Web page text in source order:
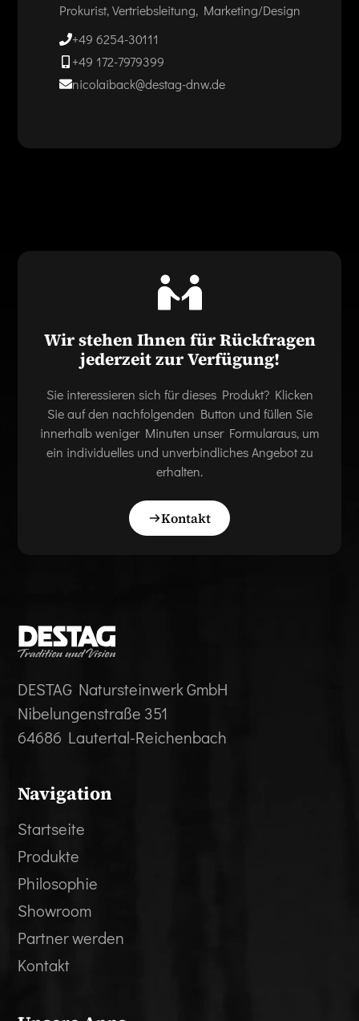
Prokurist, Vertriebsleitung, Marketing/Design
+49 6254-30111
+49 172-7979399
nicolaiback@destag-dnw.de
Wir stehen Ihnen für Rückfragen
jederzeit zur Verfügung!
Sie interessieren sich für dieses Produkt? Klicken
Sie auf den nachfolgenden Button und füllen Sie
innerhalb weniger Minuten unser Formularaus, um
ein individuelles und unverbindliches Angebot zu
erhalten.
Kontakt
DESTAG Natursteinwerk GmbH
Nibelungenstraße 351
64686 Lautertal-Reichenbach
Navigation
Startseite
Produkte
Philosophie
Showroom
Partner werden
Kontakt